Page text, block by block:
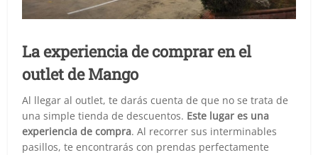
La experiencia de comprar en el
outlet de Mango
Al llegar al outlet, te darás cuenta de que no se trata de
una simple tienda de descuentos. Este lugar es una
experiencia de compra. Al recorrer sus interminables
pasillos, te encontrarás con prendas perfectamente